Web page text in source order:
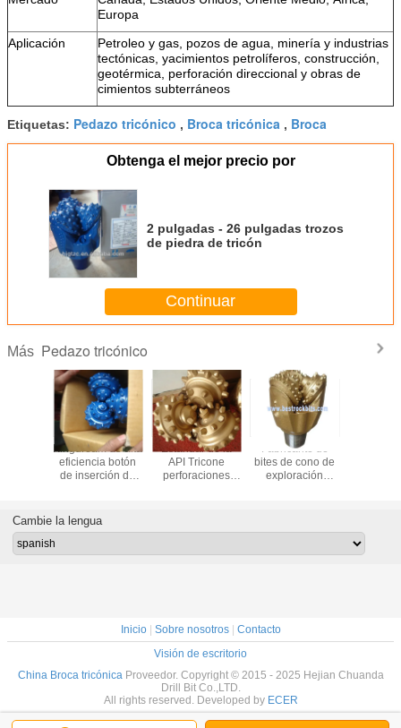
Europa
Aplicación
Petroleo y gas, pozos de agua, minería y industrias
tectónicas, yacimientos petrolíferos, construcción,
geotérmica, perforación direccional y obras de
cimientos subterráneos
Etiquetas: Pedazo tricónico , Broca tricónica , Broca
Obtenga el mejor precio por
2 pulgadas - 26 pulgadas trozos
de piedra de tricón
Continuar
Más Pedazo tricónico
Kingdream de alta
eficiencia botón
de inserción de
Estándar de la
API Tricone
perforaciones
petróleo
Fabricante de
bites de cono de
exploración
Cambie la lengua
Inicio| Sobre nosotros| Contacto
Visión de escritorio
China Broca tricónicaProveedor. Copyright © 2015 - 2025 Hejian Chuanda
Drill Bit Co.,LTD.
All rights reserved. Developed by ECER